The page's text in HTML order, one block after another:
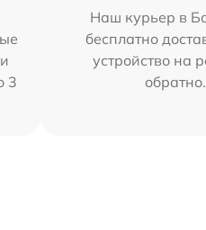
3
Наш курьер в
бесплатно
устройство на
обратно.